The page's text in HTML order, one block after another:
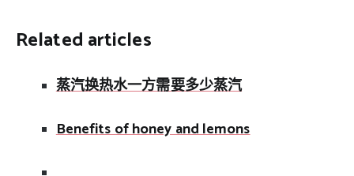
Related articles
蒸汽换热水一方需要多少蒸汽
Benefits of honey and lemons